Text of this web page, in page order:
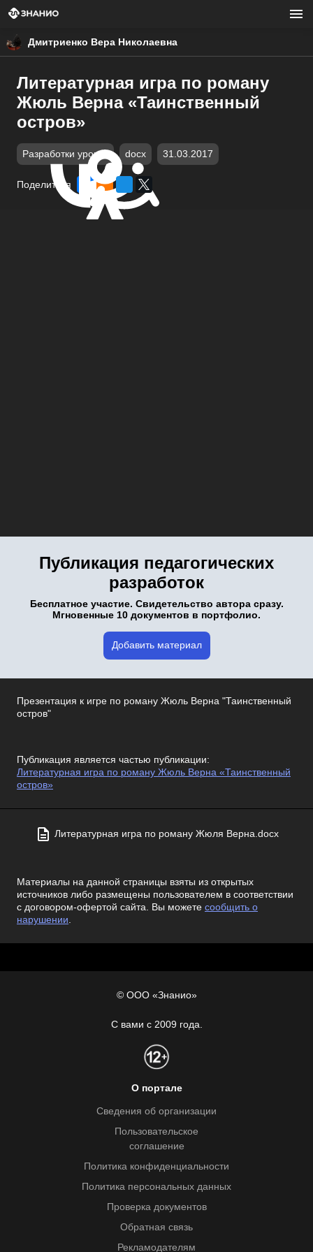
Дмитриенко Вера Николаевна
Литературная игра по роману
Жюль Верна «Таинственный
остров»
Разработки уроков docx 31.03.2017
Поделиться
Публикация педагогических
разработок
Бесплатное участие. Свидетельство автора сразу.
Мгновенные 10 документов в портфолио.
Добавить материал
Презентация к игре по роману Жюль Верна "Таинственный
остров"
Публикация является частью публикации:
Литературная игра по роману Жюль Верна «Таинственный
остров»
Литературная игра по роману Жюля Верна.docx
Материалы на данной страницы взяты из открытых
источников либо размещены пользователем в соответствии
с договором-офертой сайта. Вы можете сообщить о
нарушении.
© ООО «Знанио»
С вами с 2009 года.
О портале
Сведения об организации
Пользовательское
соглашение
Политика конфиденциальности
Политика персональных данных
Проверка документов
Обратная связь
Рекламодателям